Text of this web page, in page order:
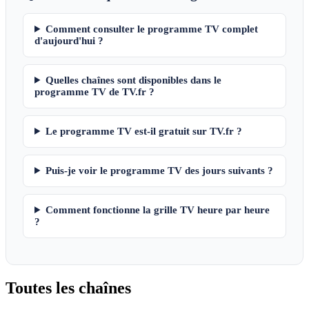
Comment consulter le programme TV complet
d'aujourd'hui ?
Quelles chaînes sont disponibles dans le
programme TV de TV.fr ?
Le programme TV est-il gratuit sur TV.fr ?
Puis-je voir le programme TV des jours suivants ?
Comment fonctionne la grille TV heure par heure
?
Toutes les chaînes